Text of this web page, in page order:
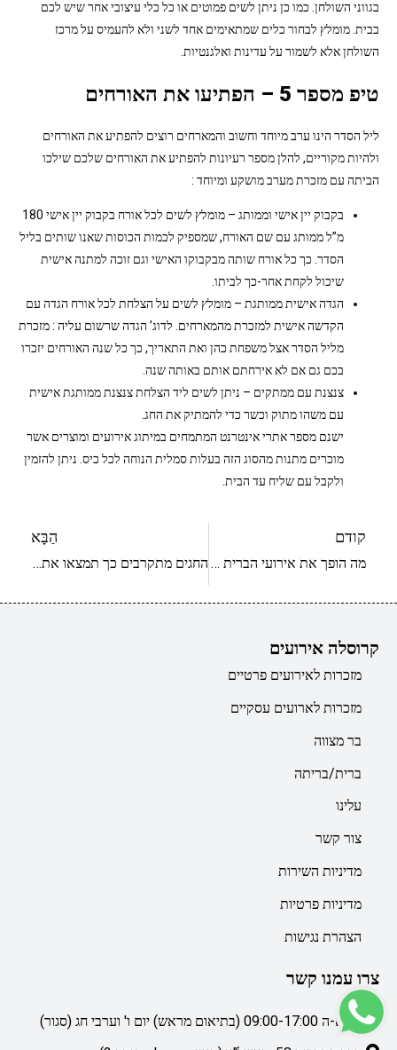
בגווני השולחן. כמו כן ניתן לשים פמוטים או כל כלי עיצובי אחר שיש לכם
בבית. מומלץ לבחור כלים שמתאימים אחד לשני ולא להעמיס על מרכז
השולחן אלא לשמור על עדינות ואלגנטיות.
טיפ מספר 5 – הפתיעו את האורחים
ליל הסדר הינו ערב מיוחד וחשוב והמארחים רוצים להפתיע את האורחים
ולהיות מקוריים, להלן מספר רעיונות להפתיע את האורחים שלכם שילכו
הביתה עם מזכרת מערב מושקע ומיוחד :
בקבוק יין אישי וממותג – מומלץ לשים לכל אורח בקבוק יין אישי 180
מ”ל ממותג עם שם האורח, שמספיק לכמות הכוסות שאנו שותים בליל
הסדר. כך כל אורח שותה מבקבוקו האישי וגם זוכה למתנה אישית
שיכול לקחת אחר-כך לביתו.
הגדה אישית ממותגת – מומלץ לשים על הצלחת לכל אורח הגדה עם
הקדשה אישית למזכרת מהמארחים. לדוג’ הגדה שרשום עליה : מזכרת
מליל הסדר אצל משפחת כהן ואת התאריך, כך כל שנה האורחים יזכרו
בכם גם אם לא אירחתם אותם באותה שנה.
צנצנת עם ממתקים – ניתן לשים ליד הצלחת צנצנת ממותגת אישית
עם משהו מתוק וכשר כדי להמתיק את החג.
ישנם מספר אתרי אינטרנט המתמחים במיתוג אירועים ומוצרים אשר
מוכרים מתנות מהסוג הזה בעלות סמלית הנוחה לכל כיס. ניתן להזמין
ולקבל עם שליח עד הבית.
קודם
מה הופך את אירועי הברית והבריתה לכל כך מיוחדים?
הַבָּא
החגים מתקרבים כך תמצאו את מתנות החג השוות ביותר
קרוסלה אירועים
מזכרות לאירועים פרטיים
מזכרות לארועים עסקיים
בר מצווה
ברית/בריתה
עלינו
צור קשר
מדיניות השירות
מדיניות פרטיות
הצהרת נגישות
צרו עמנו קשר
ימי א-ה 09:00-17:00 (בתיאום מראש) יום ו' וערבי חג (סגור)